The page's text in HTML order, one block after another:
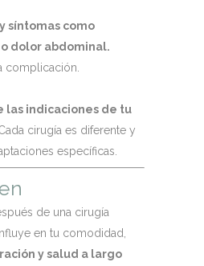
síntomas como
dolor abdominal.
complicación.
las indicaciones de tu
cirugía es diferente y
específicas.
de una cirugía
en tu comodidad,
y salud a largo